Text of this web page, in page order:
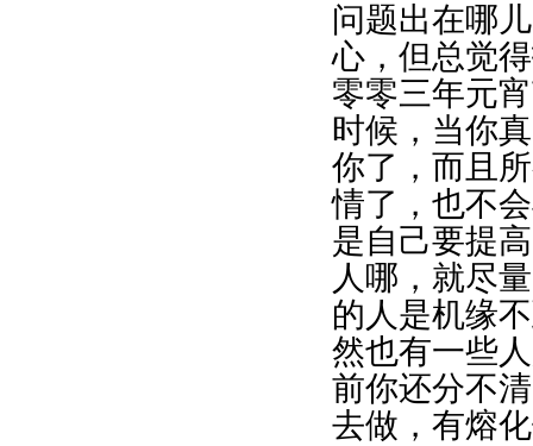
问题出在哪
心，但总觉
零零三年元
时候，当你
你了，而且
情了，也不
是自己要提
人哪，就尽
的人是机缘
然也有一些
前你还分不
去做，有熔